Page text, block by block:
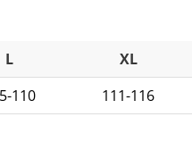
L XL
110 111-116